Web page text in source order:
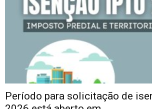
Período para solicitação de